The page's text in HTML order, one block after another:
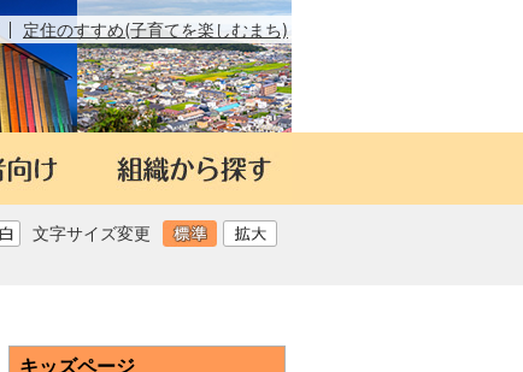
定住のすすめ(子育てを楽しむまち)
文字サイズ変更
キッズページ